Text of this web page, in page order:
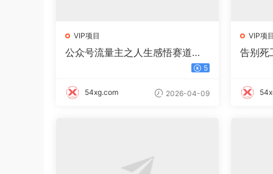
VIP项目
公众号流量主之人生感悟赛道，
起号快+高流量，单日阅读10w
5
54xg.com 2026-04-09
VIP项
告别死